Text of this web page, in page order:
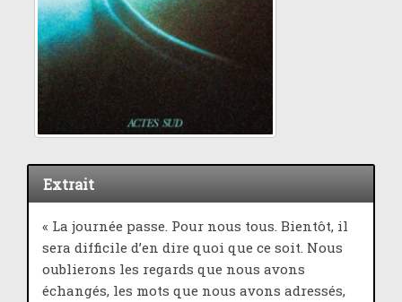
Extrait
« La journée passe. Pour nous tous. Bientôt, il
sera difficile d’en dire quoi que ce soit. Nous
oublierons les regards que nous avons
échangés, les mots que nous avons adressés,